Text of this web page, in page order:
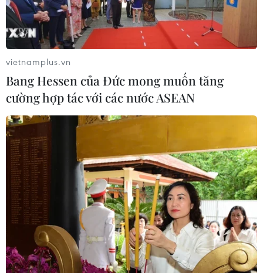
Anh: Khung hình phạt nhẹ, ngành công
nghiệp cần sa phát triển bùng nổ
28/10/2019 04:48
Theo một cuộc điều tra, những kẻ sản xuất cần sa biết
rằng chúng sẽ thoát án tù nếu trồng chưa đến 10 cây
cần sa ở mỗi địa điểm - ngay cả nếu đó là cây thuộc
loại chồn vốn có hiệu lực ở mức nguy hiểm.
vietnamplus.vn
Bang Hessen của Đức mong muốn tăng
cường hợp tác với các nước ASEAN